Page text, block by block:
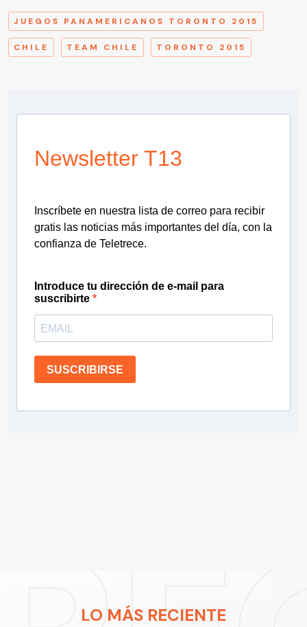
JUEGOS PANAMERICANOS TORONTO 2015
CHILE TEAM CHILE TORONTO 2015
Newsletter T13
Inscríbete en nuestra lista de correo para recibir
gratis las noticias más importantes del día, con la
confianza de Teletrece.
Introduce tu dirección de e-mail para
suscribirte
SUSCRIBIRSE
LO MÁS RECIENTE